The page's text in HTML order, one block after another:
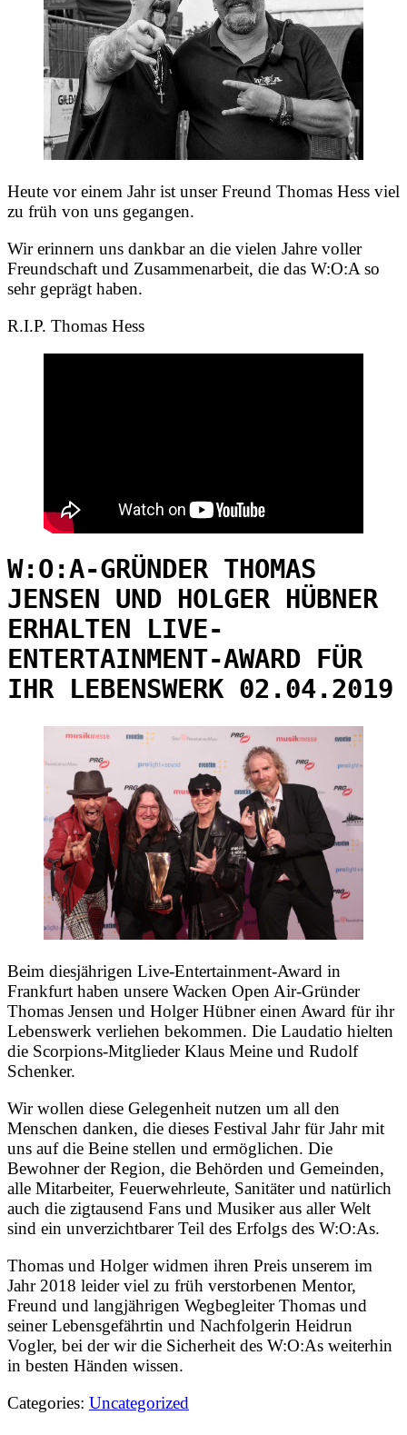
Heute vor einem Jahr ist unser Freund Thomas Hess viel
zu früh von uns gegangen.
Wir erinnern uns dankbar an die vielen Jahre voller
Freundschaft und Zusammenarbeit, die das W:O:A so
sehr geprägt haben.
R.I.P. Thomas Hess
W:O:A-GRÜNDER THOMAS
JENSEN UND HOLGER HÜBNER
ERHALTEN LIVE-
ENTERTAINMENT-AWARD FÜR
IHR LEBENSWERK 02.04.2019
Beim diesjährigen Live-Entertainment-Award in
Frankfurt haben unsere Wacken Open Air-Gründer
Thomas Jensen und Holger Hübner einen Award für ihr
Lebenswerk verliehen bekommen. Die Laudatio hielten
die Scorpions-Mitglieder Klaus Meine und Rudolf
Schenker.
Wir wollen diese Gelegenheit nutzen um all den
Menschen danken, die dieses Festival Jahr für Jahr mit
uns auf die Beine stellen und ermöglichen. Die
Bewohner der Region, die Behörden und Gemeinden,
alle Mitarbeiter, Feuerwehrleute, Sanitäter und natürlich
auch die zigtausend Fans und Musiker aus aller Welt
sind ein unverzichtbarer Teil des Erfolgs des W:O:As.
Thomas und Holger widmen ihren Preis unserem im
Jahr 2018 leider viel zu früh verstorbenen Mentor,
Freund und langjährigen Wegbegleiter Thomas und
seiner Lebensgefährtin und Nachfolgerin Heidrun
Vogler, bei der wir die Sicherheit des W:O:As weiterhin
in besten Händen wissen.
Categories: Uncategorized